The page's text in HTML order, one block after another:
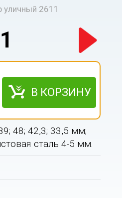
уличный 2611
В КОРЗИНУ
48; 42,3; 33,5 мм;
сталь 4-5 мм.